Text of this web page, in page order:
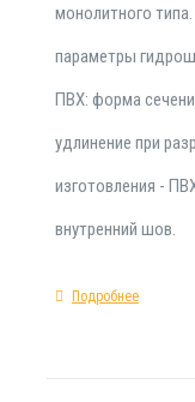
монолитного
параметры
ПВХ: форма
удлинение при
изготовления -
внутренний шов.
Подробнее